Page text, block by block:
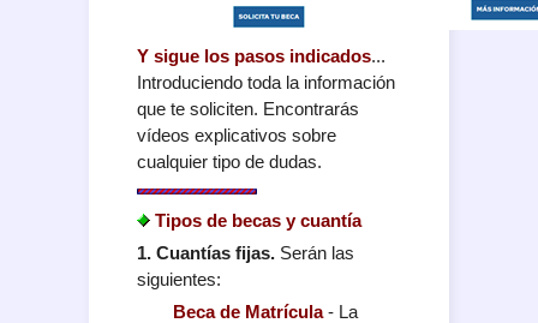
Y sigue los pasos indicados...
Introduciendo toda la información
que te soliciten. Encontrarás
vídeos explicativos sobre
cualquier tipo de dudas.
Tipos de becas y cuantía
1. Cuantías fijas. Serán las
siguientes:
Beca de Matrícula- La